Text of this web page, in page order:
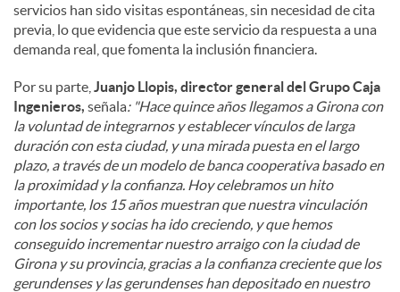
servicios han sido visitas espontáneas, sin necesidad de cita
previa, lo que evidencia que este servicio da respuesta a una
demanda real, que fomenta la inclusión financiera.
Por su parte, Juanjo Llopis, director general del Grupo Caja
Ingenieros, señala: "Hace quince años llegamos a Girona con
la voluntad de integrarnos y establecer vínculos de larga
duración con esta ciudad, y una mirada puesta en el largo
plazo, a través de un modelo de banca cooperativa basado en
la proximidad y la confianza. Hoy celebramos un hito
importante, los 15 años muestran que nuestra vinculación
con los socios y socias ha ido creciendo, y que hemos
conseguido incrementar nuestro arraigo con la ciudad de
Girona y su provincia, gracias a la confianza creciente que los
gerundenses y las gerundenses han depositado en nuestro